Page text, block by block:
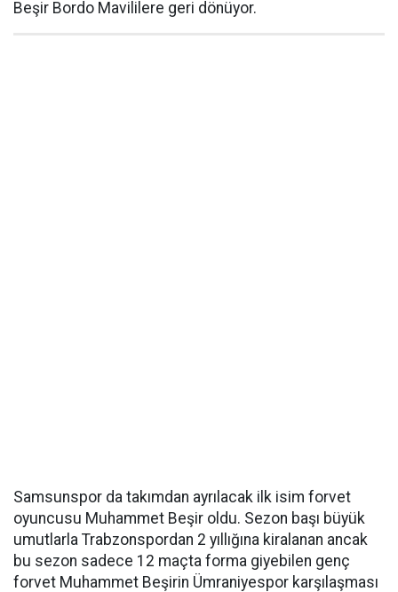
Beşir Bordo Mavililere geri dönüyor.
Samsunspor da takımdan ayrılacak ilk isim forvet
oyuncusu Muhammet Beşir oldu. Sezon başı büyük
umutlarla Trabzonspordan 2 yıllığına kiralanan ancak
bu sezon sadece 12 maçta forma giyebilen genç
forvet Muhammet Beşirin Ümraniyespor karşılaşması